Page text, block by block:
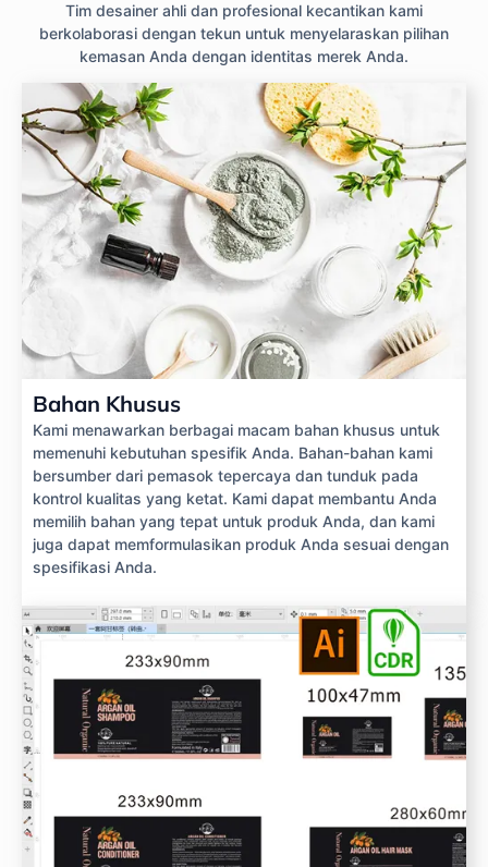
Tim desainer ahli dan profesional kecantikan kami
berkolaborasi dengan tekun untuk menyelaraskan pilihan
kemasan Anda dengan identitas merek Anda.
Bahan Khusus
Kami menawarkan berbagai macam bahan khusus untuk
memenuhi kebutuhan spesifik Anda. Bahan-bahan kami
bersumber dari pemasok tepercaya dan tunduk pada
kontrol kualitas yang ketat. Kami dapat membantu Anda
memilih bahan yang tepat untuk produk Anda, dan kami
juga dapat memformulasikan produk Anda sesuai dengan
spesifikasi Anda.